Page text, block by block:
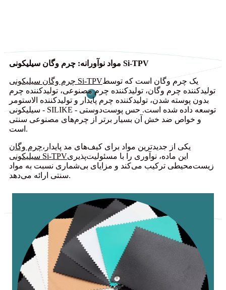
مواد نوآورانه: چرم وگان سیلیکونی Si-TPV
چرم وگان سیلیکونی Si-TPVیک چرم وگان است که توسط
تولیدکننده چرم وگان، تولیدکننده چرم مصنوعی، تولیدکننده چرم
بدون پوسته شدن، تولیدکننده چرم پایدار و تولیدکننده الاستومر
سیلیکونی - SILIKE - توسعه داده شده است. حس پوست‌دوستی
و خواص ضد خش آن بسیار برتر از چرم‌های مصنوعی سنتی
است.
یکی از جدیدترین مواد برای کیف‌های مد پایدار،چرم وگان
سیلیکونی Si-TPVاین ماده، نوآوری را با مسئولیت‌پذیری
زیست‌محیطی ترکیب می‌کند و مزایای بی‌شماری نسبت به مواد
سنتی ارائه می‌دهد.